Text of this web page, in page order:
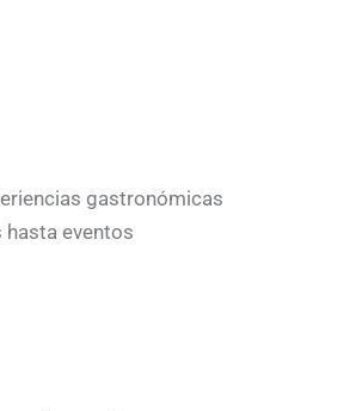
gastronómicas
eventos